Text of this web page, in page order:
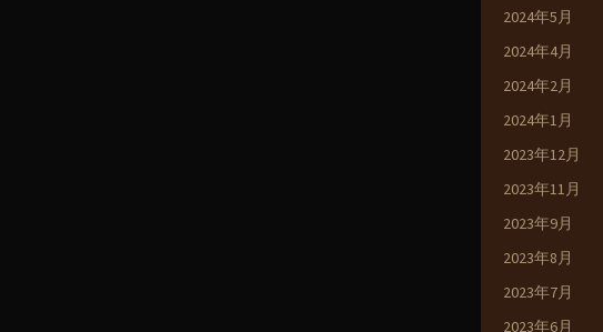
2024年5月
2024年4月
2024年2月
2024年1月
2023年12月
2023年11月
2023年9月
2023年8月
2023年7月
2023年6月